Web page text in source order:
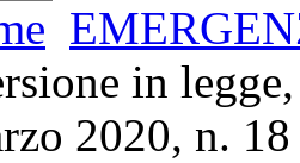
in
2020, n. 18